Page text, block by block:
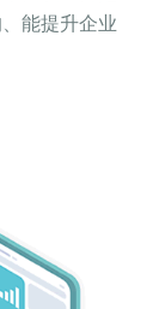
能提升企业